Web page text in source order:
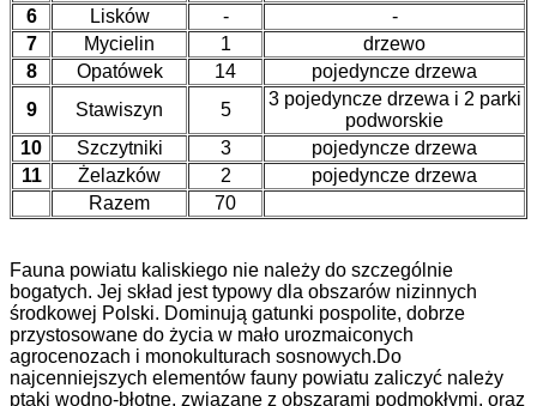
6
Lisków -
-
7
Mycielin 1
drzewo
8
Opatówek 14
pojedyncze drzewa
9
Stawiszyn 5
3 pojedyncze drzewa i 2 parki
podworskie
10
Szczytniki 3
pojedyncze drzewa
11
Żelazków 2
pojedyncze drzewa
Razem
70
Fauna powiatu kaliskiego nie należy do szczególnie
bogatych. Jej skład jest typowy dla obszarów nizinnych
środkowej Polski. Dominują gatunki pospolite, dobrze
przystosowane do życia w mało urozmaiconych
agrocenozach i monokulturach sosnowych.Do
najcenniejszych elementów fauny powiatu zaliczyć należy
ptaki wodno-błotne, związane z obszarami podmokłymi, oraz